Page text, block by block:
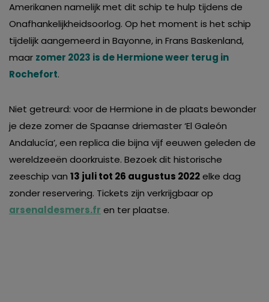
Amerikanen namelijk met dit schip te hulp tijdens de
Onafhankelijkheidsoorlog. Op het moment is het schip
tijdelijk aangemeerd in Bayonne, in Frans Baskenland,
maar zomer 2023 is de Hermione weer terug in
Rochefort.
Niet getreurd: voor de Hermione in de plaats bewonder
je deze zomer de Spaanse driemaster ‘El Galeón
Andalucía’, een replica die bijna vijf eeuwen geleden de
wereldzeeën doorkruiste. Bezoek dit historische
zeeschip van 13 juli tot 26 augustus 2022elke dag
zonder reservering. Tickets zijn verkrijgbaar op
arsenaldesmers.fr en ter plaatse.